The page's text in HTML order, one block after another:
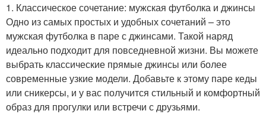
1. Классическое сочетание: мужская футболка и джинсы
Одно из самых простых и удобных сочетаний – это
мужская футболка в паре с джинсами. Такой наряд
идеально подходит для повседневной жизни. Вы можете
выбрать классические прямые джинсы или более
современные узкие модели. Добавьте к этому паре кеды
или сникерсы, и у вас получится стильный и комфортный
образ для прогулки или встречи с друзьями.